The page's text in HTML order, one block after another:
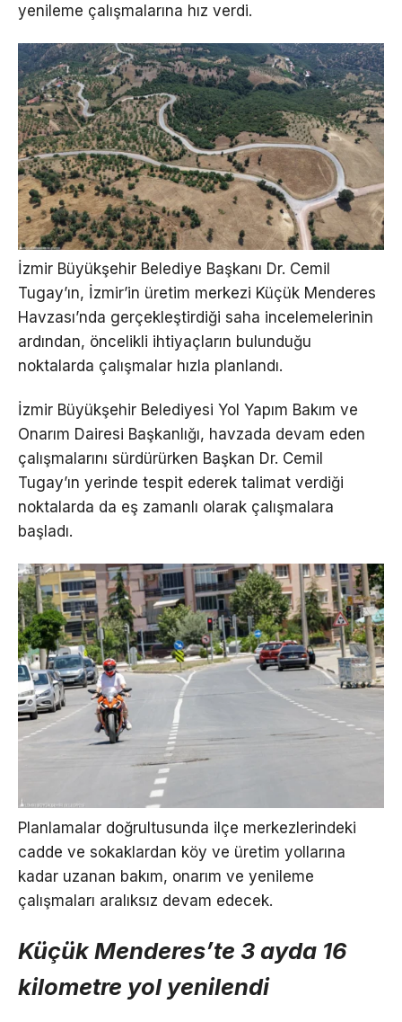
yenileme çalışmalarına hız verdi.
İzmir Büyükşehir Belediye Başkanı Dr. Cemil
Tugay’ın, İzmir’in üretim merkezi Küçük Menderes
Havzası’nda gerçekleştirdiği saha incelemelerinin
ardından, öncelikli ihtiyaçların bulunduğu
noktalarda çalışmalar hızla planlandı.
İzmir Büyükşehir Belediyesi Yol Yapım Bakım ve
Onarım Dairesi Başkanlığı, havzada devam eden
çalışmalarını sürdürürken Başkan Dr. Cemil
Tugay’ın yerinde tespit ederek talimat verdiği
noktalarda da eş zamanlı olarak çalışmalara
başladı.
Planlamalar doğrultusunda ilçe merkezlerindeki
cadde ve sokaklardan köy ve üretim yollarına
kadar uzanan bakım, onarım ve yenileme
çalışmaları aralıksız devam edecek.
Küçük Menderes’te 3 ayda 16
kilometre yol yenilendi